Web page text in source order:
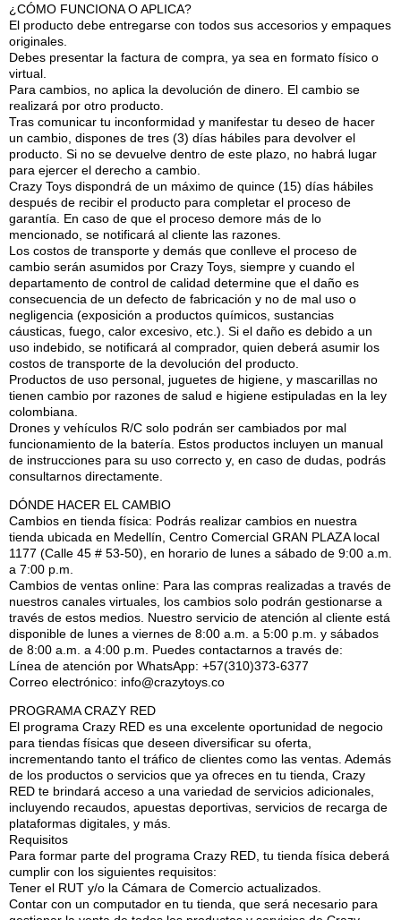
¿CÓMO FUNCIONA O APLICA?
El producto debe entregarse con todos sus accesorios y empaques
originales.
Debes presentar la factura de compra, ya sea en formato físico o
virtual.
Para cambios, no aplica la devolución de dinero. El cambio se
realizará por otro producto.
Tras comunicar tu inconformidad y manifestar tu deseo de hacer
un cambio, dispones de tres (3) días hábiles para devolver el
producto. Si no se devuelve dentro de este plazo, no habrá lugar
para ejercer el derecho a cambio.
Crazy Toys dispondrá de un máximo de quince (15) días hábiles
después de recibir el producto para completar el proceso de
garantía. En caso de que el proceso demore más de lo
mencionado, se notificará al cliente las razones.
Los costos de transporte y demás que conlleve el proceso de
cambio serán asumidos por Crazy Toys, siempre y cuando el
departamento de control de calidad determine que el daño es
consecuencia de un defecto de fabricación y no de mal uso o
negligencia (exposición a productos químicos, sustancias
cáusticas, fuego, calor excesivo, etc.). Si el daño es debido a un
uso indebido, se notificará al comprador, quien deberá asumir los
costos de transporte de la devolución del producto.
Productos de uso personal, juguetes de higiene, y mascarillas no
tienen cambio por razones de salud e higiene estipuladas en la ley
colombiana.
Drones y vehículos R/C solo podrán ser cambiados por mal
funcionamiento de la batería. Estos productos incluyen un manual
de instrucciones para su uso correcto y, en caso de dudas, podrás
consultarnos directamente.
DÓNDE HACER EL CAMBIO
Cambios en tienda física: Podrás realizar cambios en nuestra
tienda ubicada en Medellín, Centro Comercial GRAN PLAZA local
1177 (Calle 45 # 53-50), en horario de lunes a sábado de 9:00 a.m.
a 7:00 p.m.
Cambios de ventas online: Para las compras realizadas a través de
nuestros canales virtuales, los cambios solo podrán gestionarse a
través de estos medios. Nuestro servicio de atención al cliente está
disponible de lunes a viernes de 8:00 a.m. a 5:00 p.m. y sábados
de 8:00 a.m. a 4:00 p.m. Puedes contactarnos a través de:
Línea de atención por WhatsApp: +57(310)373-6377
Correo electrónico: info@crazytoys.co
PROGRAMA CRAZY RED
El programa Crazy RED es una excelente oportunidad de negocio
para tiendas físicas que deseen diversificar su oferta,
incrementando tanto el tráfico de clientes como las ventas. Además
de los productos o servicios que ya ofreces en tu tienda, Crazy
RED te brindará acceso a una variedad de servicios adicionales,
incluyendo recaudos, apuestas deportivas, servicios de recarga de
plataformas digitales, y más.
Requisitos
Para formar parte del programa Crazy RED, tu tienda física deberá
cumplir con los siguientes requisitos:
Tener el RUT y/o la Cámara de Comercio actualizados.
Contar con un computador en tu tienda, que será necesario para